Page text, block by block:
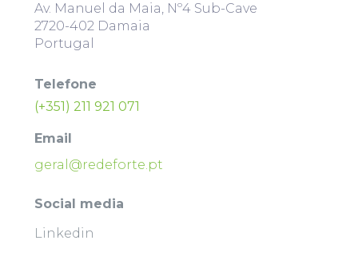
Av. Manuel da Maia, Nº4 Sub-Cave
2720-402 Damaia
Portugal
Telefone
(+351) 211 921 071
Email
geral@redeforte.pt
Social media
Linkedin